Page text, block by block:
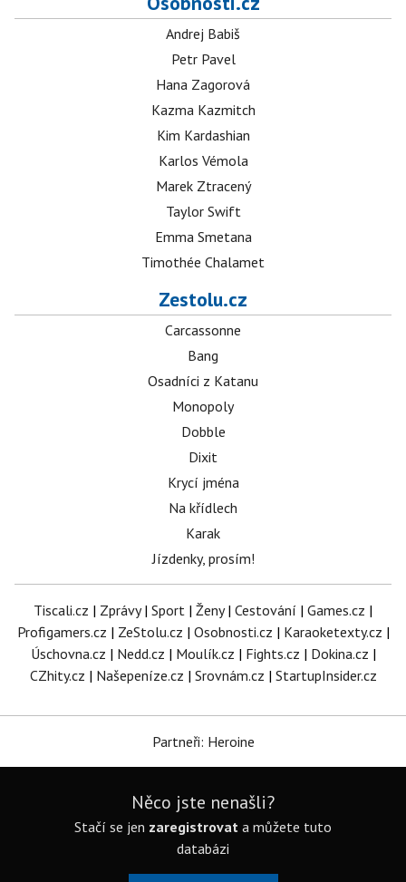
Andrej Babiš
Petr Pavel
Hana Zagorová
Kazma Kazmitch
Kim Kardashian
Karlos Vémola
Marek Ztracený
Taylor Swift
Emma Smetana
Timothée Chalamet
Zestolu.cz
Carcassonne
Bang
Osadníci z Katanu
Monopoly
Dobble
Dixit
Krycí jména
Na křídlech
Karak
Jízdenky, prosím!
Tiscali.cz | Zprávy| Sport | Ženy| Cestování | Games.cz |
Profigamers.cz | ZeStolu.cz | Osobnosti.cz | Karaoketexty.cz |
Úschovna.cz | Nedd.cz | Moulík.cz | Fights.cz | Dokina.cz |
CZhity.cz | Našepeníze.cz | Srovnám.cz | StartupInsider.cz
Partneři: Heroine
Něco jste nenašli?
Stačí se jen zaregistrovat a můžete tuto
databázi